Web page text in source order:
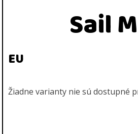
Sail
EU
Žiadne varianty nie sú dostupné